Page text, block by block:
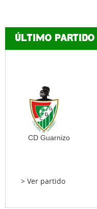
ÚLTIMO PARTIDO
CD Guarnizo
> Ver partido